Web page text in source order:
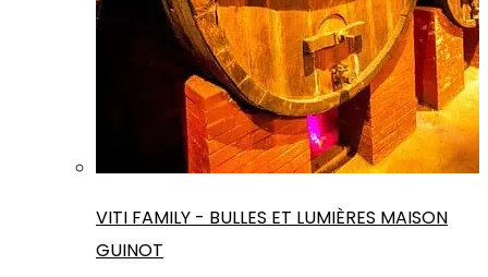
VITI FAMILY - BULLES ET LUMIÈRES MAISON
GUINOT